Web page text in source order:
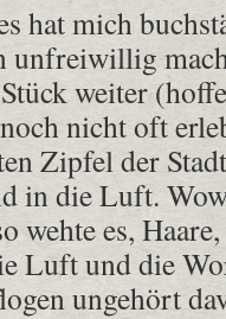
hat mich
unfreiwillig
weiter
nicht oft
Zipfel der
in die Luft.
wehte es,
Luft und die
ungehört